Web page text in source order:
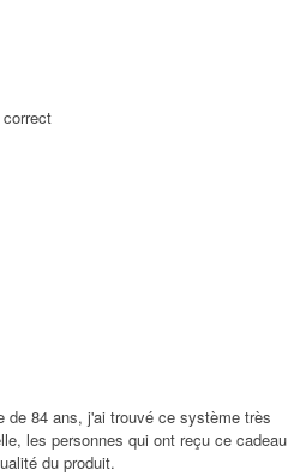
de 84 ans, j'ai trouvé ce système très
les personnes qui ont reçu ce cadeau
du produit.